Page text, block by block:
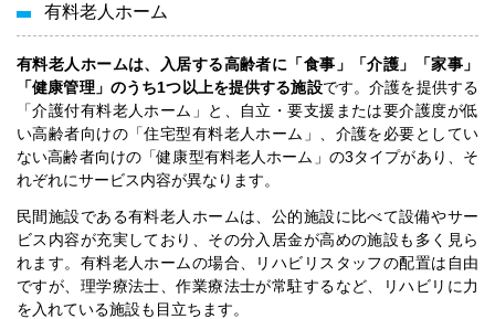
有料老人ホーム
有料老人ホームは、入居する高齢者に「食事」「介護」「家事」
「健康管理」のうち1つ以上を提供する施設です。介護を提供する
「介護付有料老人ホーム」と、自立・要支援または要介護度が低
い高齢者向けの「住宅型有料老人ホーム」、介護を必要としてい
ない高齢者向けの「健康型有料老人ホーム」の3タイプがあり、そ
れぞれにサービス内容が異なります。
民間施設である有料老人ホームは、公的施設に比べて設備やサー
ビス内容が充実しており、その分入居金が高めの施設も多く見ら
れます。有料老人ホームの場合、リハビリスタッフの配置は自由
ですが、理学療法士、作業療法士が常駐するなど、リハビリに力
を入れている施設も目立ちます。